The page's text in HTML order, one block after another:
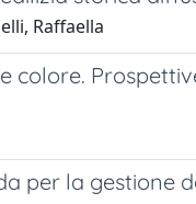
Raffaella
colore.
per la gestione